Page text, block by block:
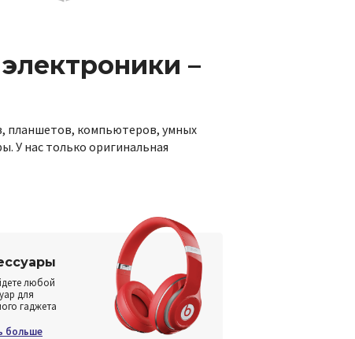
–
планшетов, компьютеров, умных
У нас только оригинальная
любой
для
гаджета
больше